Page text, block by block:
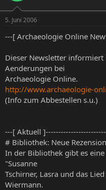
5. Juni 2006
---[ Archaeologie Online
Dieser Newsletter informiert
Aenderungen bei
Archaeologie Online.
http://www.archaeologie-
(Info zum Abbestellen s.u.)
---[ Aktuell
# Bibliothek: Neue Rezension
In der Bibliothek gibt es
"Susanne
Tschirner, Lasra und das
Wiermann.